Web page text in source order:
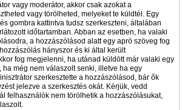
vagy moderátor, akkor csak azokat a
vagy törölheted, melyeket te küldtél. Egy
gombra kattintva tudsz szerkeszteni, általában
időtartamban. Abban az esetben, ha valaki
a hozzászólásod alatt egy apró szöveg fog
hányszor és ki által került
fog megjelenni, ha utánad küldött már valaki egy
ha még nem válaszolt senki, illetve ha egy
szerkesztette a hozzászólásod, bár ők
jelezve a szerkesztés okát. Kérjük, vedd
felhasználók nem törölhetik a hozzászólásukat,